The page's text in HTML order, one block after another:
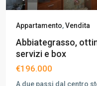
Appartamento,Vendita
Abbiategrasso,
servizi e box
€196.000
A due passi dal centro